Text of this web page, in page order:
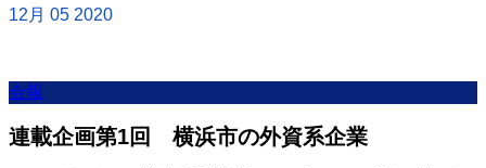
12月 05 2020
会報
連載企画第1回 横浜市の外資系企業